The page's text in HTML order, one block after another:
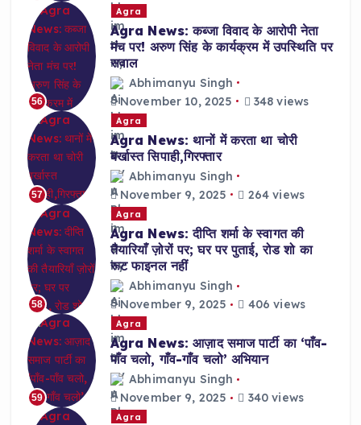
56
Agra
Agra News: कब्जा विवाद के आरोपी नेता
मंच पर! अरुण सिंह के कार्यक्रम में उपस्थिति पर
सवाल
Abhimanyu Singh
November 10, 2025
348 views
57
Agra
Agra News: थानों में करता था चोरी
बर्खास्त सिपाही,गिरफ्तार
Abhimanyu Singh
November 9, 2025
264 views
58
Agra
Agra News: दीप्ति शर्मा के स्वागत की
तैयारियाँ ज़ोरों पर; घर पर पुताई, रोड शो का
रूट फाइनल नहीं
Abhimanyu Singh
November 9, 2025
406 views
59
Agra
Agra News: आज़ाद समाज पार्टी का ‘पाँव-
पाँव चलो, गाँव-गाँव चलो’ अभियान
Abhimanyu Singh
November 9, 2025
340 views
Agra